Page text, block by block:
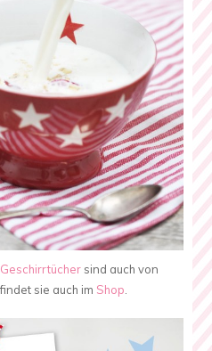
Geschirrtüchersind auch von
sie auch im Shop